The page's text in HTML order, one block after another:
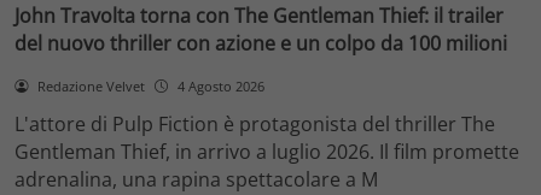
John Travolta torna con The Gentleman Thief: il trailer
del nuovo thriller con azione e un colpo da 100 milioni
Redazione Velvet 4 Agosto 2026
L'attore di Pulp Fiction è protagonista del thriller The
Gentleman Thief, in arrivo a luglio 2026. Il film promette
adrenalina, una rapina spettacolare a M